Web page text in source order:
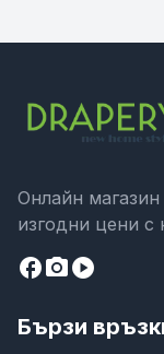
Онлайн магазин
изгодни цени с
facebookcamera_altplay_circle
Бързи